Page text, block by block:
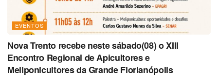
EVENTOS
Nova Trento recebe neste sábado(08) o XIII
Encontro Regional de Apicultores e
Meliponicultores da Grande Florianópolis